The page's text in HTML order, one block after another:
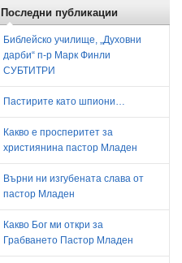
Последни публикации
Библейско училище, „Духовни
дарби“ п-р Марк Финли
СУБТИТРИ
Пастирите като шпиони…
Какво е просперитет за
християнина пастор Младен
Върни ни изгубената слава от
пастор Младен
Какво Бог ми откри за
Грабването Пастор Младен